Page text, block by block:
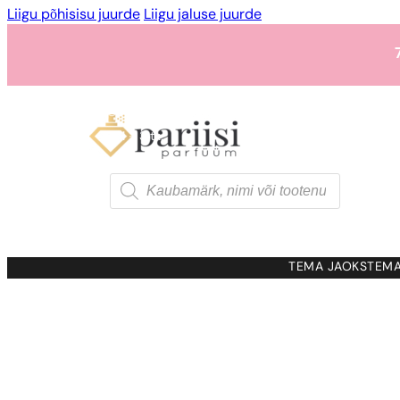
Liigu põhisisu juurde Liigu jaluse juurde
1 - 3 tk.
Products
search
TEMA JAOKS